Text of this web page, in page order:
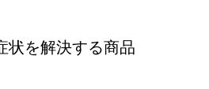
状を解決する商品